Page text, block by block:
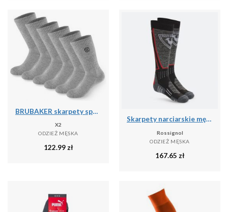
BRUBAKER skarpety sportowe 6 par unisex oddychające retro - Szary
X2
ODZIEŻ MĘSKA
122.99zł
Skarpety narciarskie męskie Rossignol High Speed
Rossignol
ODZIEŻ MĘSKA
167.65 zł